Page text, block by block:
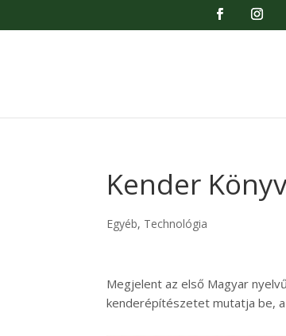
Kender
Egyéb, Technológia
Megjelent az első Magyar
kenderépítészetet mutatja be,